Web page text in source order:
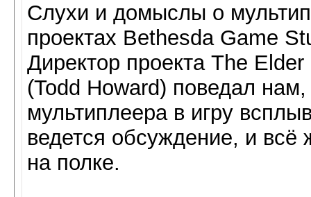
Слухи и домыслы о
проектах Bethesda Game
Директор проекта The
(Todd Howard) поведал
мультиплеера в игру
ведется обсуждение, и всё
на полке.